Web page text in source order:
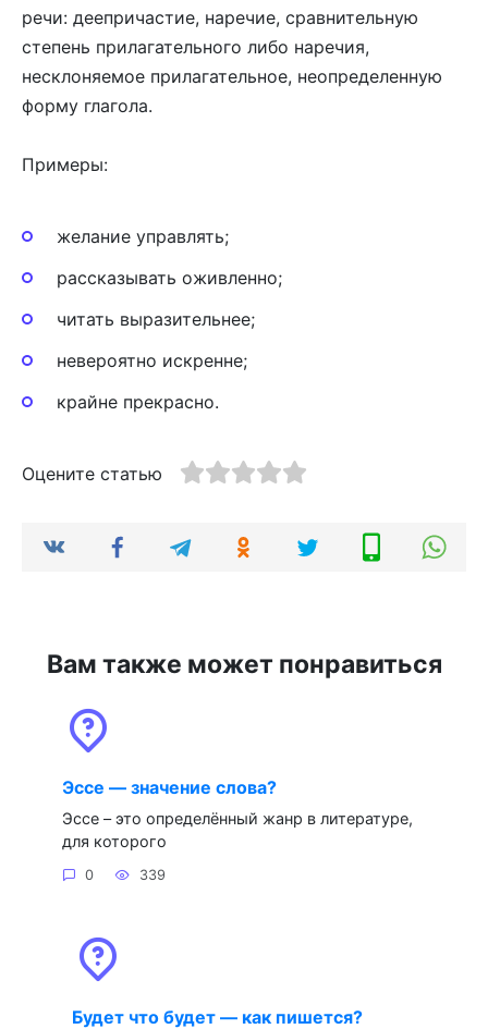
речи: деепричастие, наречие, сравнительную
степень прилагательного либо наречия,
несклоняемое прилагательное, неопределенную
форму глагола.
Примеры:
желание управлять;
рассказывать оживленно;
читать выразительнее;
невероятно искренне;
крайне прекрасно.
Оцените статью
Вам также может понравиться
Эссе — значение слова?
Эссе – это определённый жанр в литературе,
для которого
0 339
Будет что будет — как пишется?